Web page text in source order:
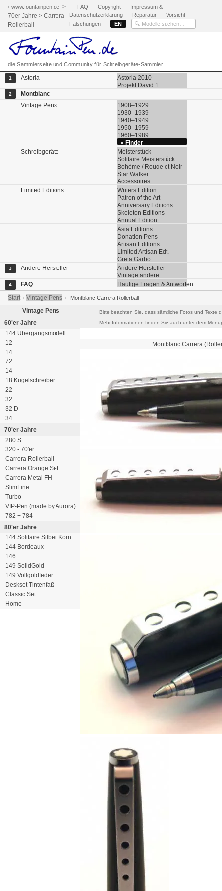
› www.fountainpen.de >
70er Jahre > Carrera
Rollerball
FAQ Copyright
Impressum &
Datenschutzerklärung
Reparatur
Vorsicht
Fälschungen
EN
die Sammlerseite und Community für Schreibgeräte-Sammler
1 Astoria
Astoria 2010
Projekt David 1
2
Montblanc
Vintage Pens
1908–1929
1930–1939
1940–1949
1950–1959
1960–1989
» Finder
Schreibgeräte
Meisterstück
Solitaire Meisterstück
Bohème / Rouge et Noir
Star Walker
Accessoires
Limited Editions
Writers Edition
Patron of the Art
Anniversary Editions
Skeleton Editions
Annual Edition
Asia Editions
Donation Pens
Artisan Editions
Limited Artisan Edt.
Greta Garbo
3 Andere Hersteller
Andere Hersteller
Vintage andere
4 FAQ
Häufige Fragen & Antworten
Start › Vintage Pens › Montblanc Carrera Rollerball
Vintage Pens
60'er Jahre
144 Übergangsmodell
12
14
72
14
18 Kugelschreiber
22
32
32 D
34
70'er Jahre
280 S
320 - 70'er
Carrera Rollerball
Carrera Orange Set
Carrera Metal FH
SlimLine
Turbo
VIP-Pen (made by Aurora)
782 + 784
80'er Jahre
144 Solitaire Silber Korn
144 Bordeaux
146
149 SolidGold
149 Vollgoldfeder
Deskset Tintenfaß
Classic Set
Home
Bitte beachten Sie, dass sämtliche Fotos und Texte
Mehr Informationen finden Sie auch unter dem
Montblanc Carrera